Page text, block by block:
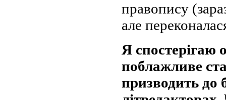
правопису
але
Я спостерігаю
поблажливе
призводить до